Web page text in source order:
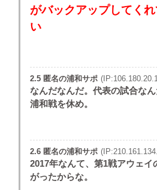
がバックアップしてく
い
2.5 匿名の浦和サポ
なんだなんだ。代表の試合なん
浦和戦を休め。
2.6 匿名の浦和サポ
2017年なんて、第1戦アウェ
がったからな。